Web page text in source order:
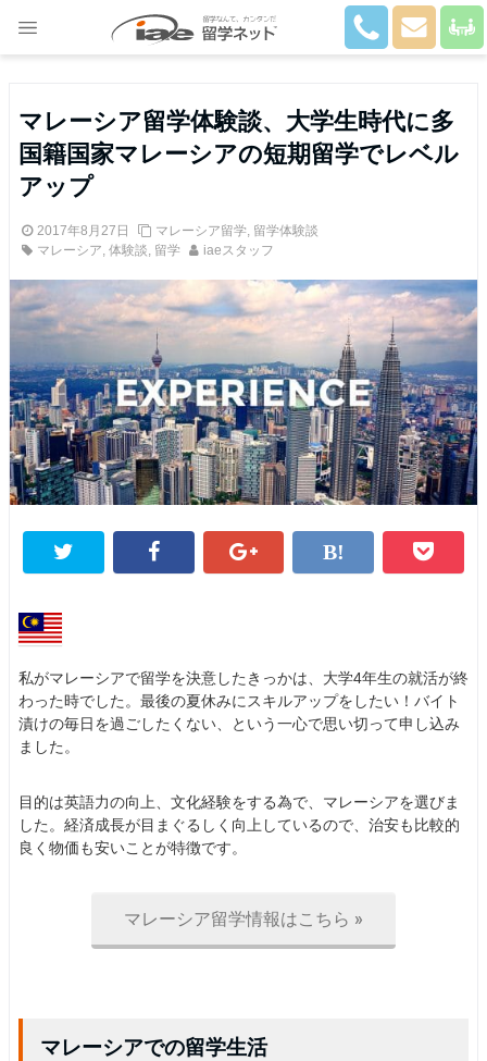
マレーシア留学体験談、大学生時代に多
国籍国家マレーシアの短期留学でレベル
アップ
2017年8月27日 マレーシア留学, 留学体験談
マレーシア, 体験談, 留学 iaeスタッフ
私がマレーシアで留学を決意したきっかは、大学4年生の就活が終
わった時でした。最後の夏休みにスキルアップをしたい！バイト
漬けの毎日を過ごしたくない、という一心で思い切って申し込み
ました。
目的は英語力の向上、文化経験をする為で、マレーシアを選びま
した。経済成長が目まぐるしく向上しているので、治安も比較的
良く物価も安いことが特徴です。
マレーシア留学情報はこちら »
マレーシアでの留学生活